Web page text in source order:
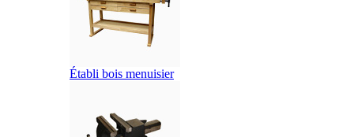
Établi bois menuisier